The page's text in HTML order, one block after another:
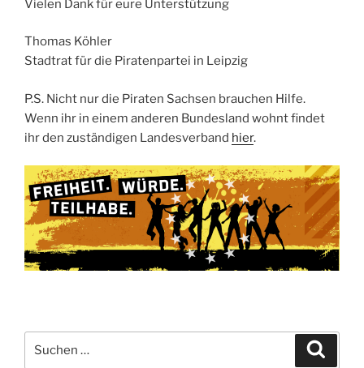
Vielen Dank für eure Unterstützung
Thomas Köhler
Stadtrat für die Piratenpartei in Leipzig
P.S. Nicht nur die Piraten Sachsen brauchen Hilfe.
Wenn ihr in einem anderen Bundesland wohnt findet
ihr den zuständigen Landesverband hier.
nach: